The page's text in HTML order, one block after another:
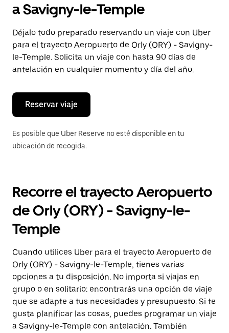
seleccionar
fecha.
Pulsa
el
botón
de
escape
cerrar
calendario.
a Savigny-le-Temple
Déjalo todo preparado reservando un viaje con Uber
para el trayecto Aeropuerto de Orly (ORY) - Savigny-
le-Temple. Solicita un viaje con hasta 90 días de
antelación en cualquier momento y día del año.
Reservar viaje
Es posible que Uber Reserve no esté disponible en tu
ubicación de recogida.
Recorre el trayecto Aeropuerto
de Orly (ORY) - Savigny-le-
Temple
Cuando utilices Uber para el trayecto Aeropuerto de
Orly (ORY) - Savigny-le-Temple, tienes varias
opciones a tu disposición. No importa si viajas en
grupo o en solitario: encontrarás una opción de viaje
que se adapte a tus necesidades y presupuesto. Si te
gusta planificar las cosas, puedes programar un viaje
a Savigny-le-Temple con antelación. También